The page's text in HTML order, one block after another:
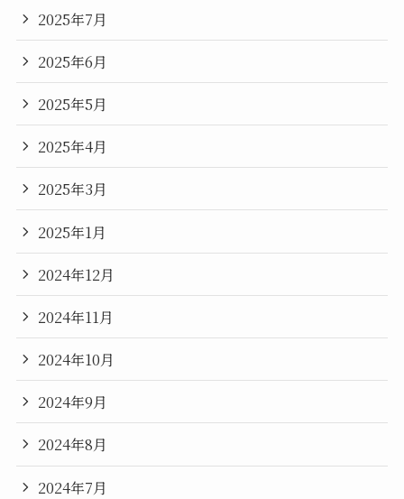
2025年7月
2025年6月
2025年5月
2025年4月
2025年3月
2025年1月
2024年12月
2024年11月
2024年10月
2024年9月
2024年8月
2024年7月